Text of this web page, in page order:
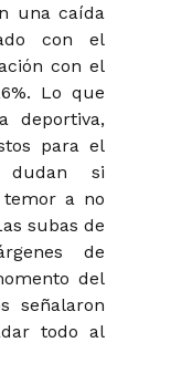
una caída
con el
con el
Lo que
deportiva,
para el
dudan si
a no
subas de
de
del
señalaron
todo al